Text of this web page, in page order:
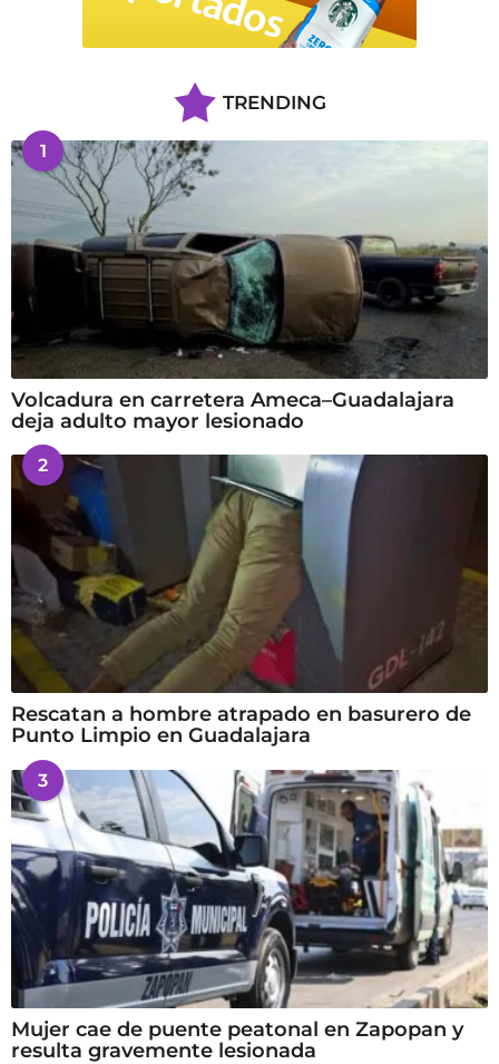
TRENDING
1
Volcadura en carretera Ameca–Guadalajara
deja adulto mayor lesionado
2
Rescatan a hombre atrapado en basurero de
Punto Limpio en Guadalajara
3
Mujer cae de puente peatonal en Zapopan y
resulta gravemente lesionada